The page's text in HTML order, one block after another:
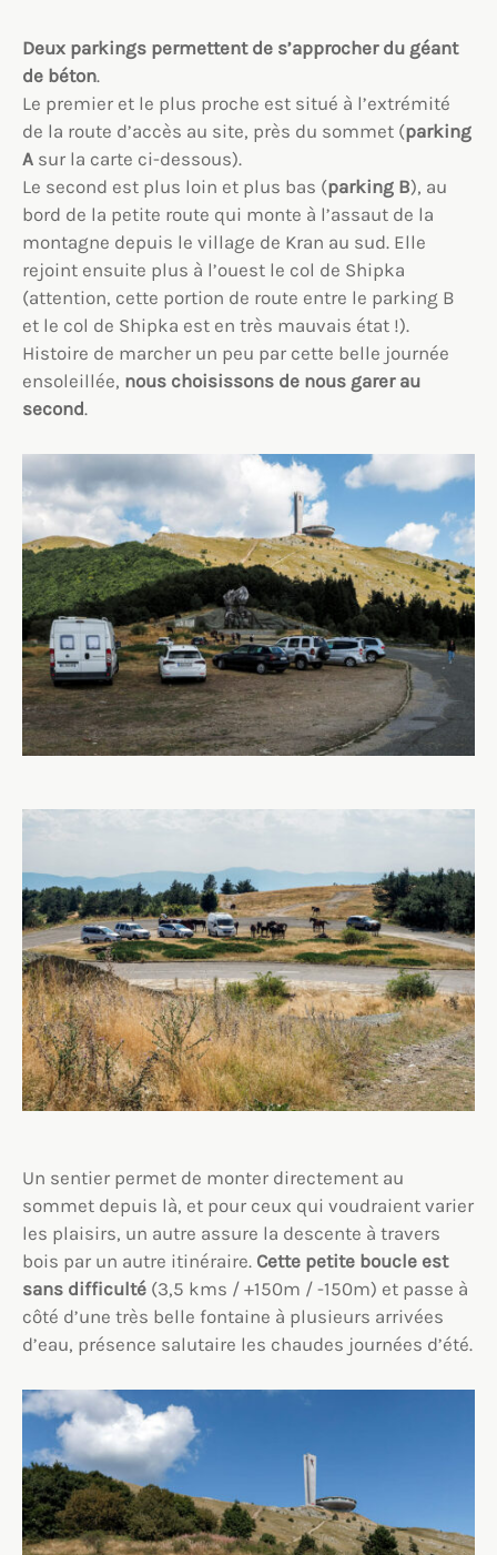
Deux parkings permettent de s’approcher du géant
de béton.
Le premier et le plus proche est situé à l’extrémité
de la route d’accès au site, près du sommet (parking
A sur la carte ci-dessous).
Le second est plus loin et plus bas (parking B), au
bord de la petite route qui monte à l’assaut de la
montagne depuis le village de Kran au sud. Elle
rejoint ensuite plus à l’ouest le col de Shipka
(attention, cette portion de route entre le parking B
et le col de Shipka est en très mauvais état !).
Histoire de marcher un peu par cette belle journée
ensoleillée, nous choisissons de nous garer au
second.
Un sentier permet de monter directement au
sommet depuis là, et pour ceux qui voudraient varier
les plaisirs, un autre assure la descente à travers
bois par un autre itinéraire. Cette petite boucle est
sans difficulté (3,5 kms / +150m / -150m) et passe à
côté d’une très belle fontaine à plusieurs arrivées
d’eau, présence salutaire les chaudes journées d’été.